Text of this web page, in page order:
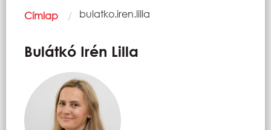
Morzsa
Címlap Current:
bulatko.iren.lilla
Bulátkó Irén Lilla